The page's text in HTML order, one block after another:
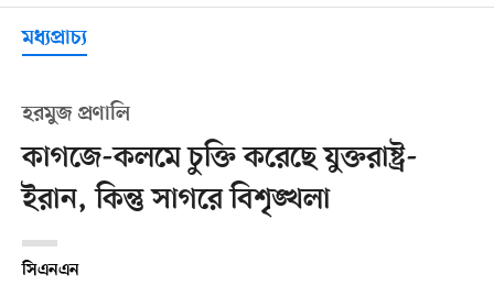
মধ্যপ্রাচ্য
হরমুজ প্রণালি
কাগজে-কলমে চুক্তি করেছে যুক্তরাষ্ট্র-
ইরান, কিন্তু সাগরে বিশৃঙ্খলা
সিএনএন